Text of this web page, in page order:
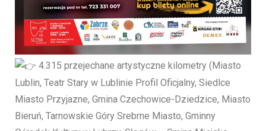
4.315 przejechane artystyczne kilometry (Miasto
Lublin, Teatr Stary w Lublinie Profil Oficjalny, Siedlce
Miasto Przyjazne, Gmina Czechowice-Dziedzice, Miasto
Bieruń, Tarnowskie Góry Srebrne Miasto, Gminny